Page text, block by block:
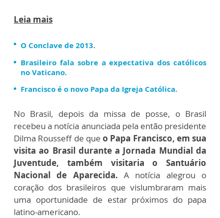
Leia mais
O Conclave de 2013.
Brasileiro fala sobre a expectativa dos católicos
no Vaticano.
Francisco é o novo Papa da Igreja Católica.
No Brasil, depois da missa de posse, o Brasil
recebeu a notícia anunciada pela então presidente
Dilma Rousseff de que o Papa Francisco, em sua
visita ao Brasil durante a Jornada Mundial da
Juventude, também visitaria o Santuário
Nacional de Aparecida. A notícia alegrou o
coração dos brasileiros que vislumbraram mais
uma oportunidade de estar próximos do papa
latino-americano.